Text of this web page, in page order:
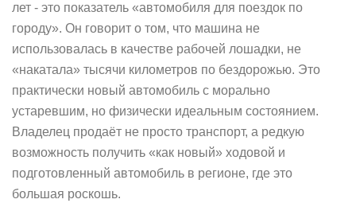
лет - это показатель «автомобиля для поездок по
городу». Он говорит о том, что машина не
использовалась в качестве рабочей лошадки, не
«накатала» тысячи километров по бездорожью. Это
практически новый автомобиль с морально
устаревшим, но физически идеальным состоянием.
Владелец продаёт не просто транспорт, а редкую
возможность получить «как новый» ходовой и
подготовленный автомобиль в регионе, где это
большая роскошь.